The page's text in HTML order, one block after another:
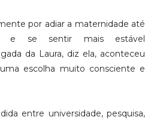
por adiar a maternidade até
e se sentir mais estável
da Laura, diz ela, aconteceu
escolha muito consciente e
entre universidade, pesquisa,